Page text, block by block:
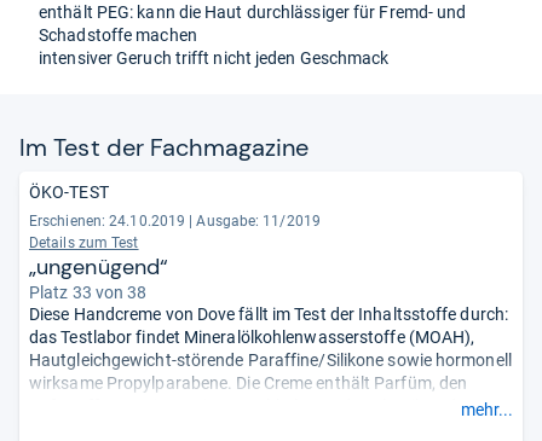
enthält PEG: kann die Haut durchlässiger für Fremd- und
Schadstoffe machen
intensiver Geruch trifft nicht jeden Geschmack
Im Test der Fach­ma­ga­zine
ÖKO-TEST
Erschienen: 24.10.2019
Ausgabe: 11/2019
Details zum Test
„ungenügend“
Platz 33 von 38
Diese Handcreme von Dove fällt im Test der Inhaltsstoffe durch:
das Testlabor findet Mineralölkohlenwasserstoffe (MOAH),
Hautgleichgewicht-störende Paraffine/Silikone sowie hormonell
wirksame Propylparabene. Die Creme enthält Parfüm, den
mehr...